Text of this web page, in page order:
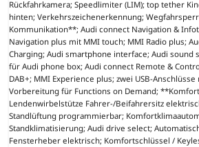
Rückfahrkamera; Speedlimiter (LIM); top tether
hinten; Verkehrszeichenerkennung;
Kommunikation**; Audi connect Navigation &
Navigation plus mit MMI touch; MMI Radio plus;
Charging; Audi smartphone interface; Audi sound
für Audi phone box; Audi connect Remote &
DAB+; MMI Experience plus; zwei USB-
Vorbereitung für Functions on Demand;
Lendenwirbelstütze Fahrer-/Beifahrersitz
Standlüftung programmierbar;
Standklimatisierung; Audi drive select;
Fensterheber elektrisch; Komfortschlüssel /